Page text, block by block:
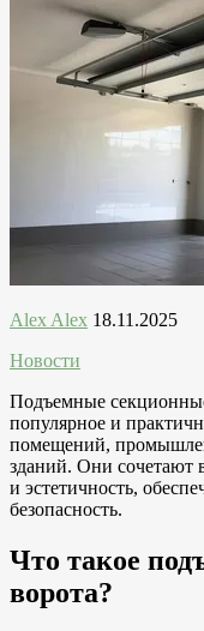
Alex Alex 18.11.2025
Новости
Подъемные
популярное и
помещений,
зданий. Они сочетают
и эстетичность,
безопасность.
Что такое
ворота?